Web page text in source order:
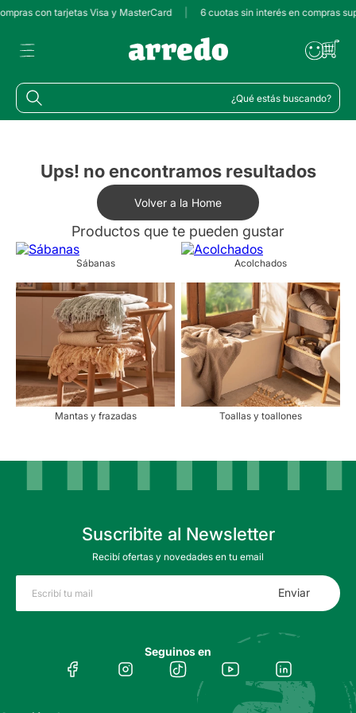
con tarjetas Visa y MasterCard 6 cuotas sin interés en compras
¿Qué estás buscando?
Ups! no encontramos resultados
Volver a la Home
Productos que te pueden gustar
Sábanas Acolchados
Mantas y frazadas Toallas y toallones
Suscribite al Newsletter
Recibí ofertas y novedades en tu email
Enviar
Seguinos en